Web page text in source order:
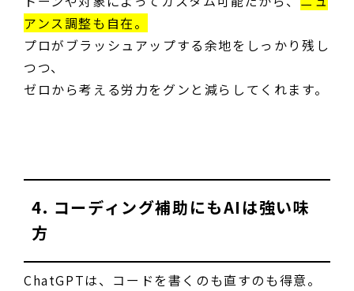
アンス調整も自在。
プロがブラッシュアップする余地をしっかり残し
つつ、
ゼロから考える労力をグンと減らしてくれます。
4. コーディング補助にもAIは強い味
方
ChatGPTは、コードを書くのも直すのも得意。